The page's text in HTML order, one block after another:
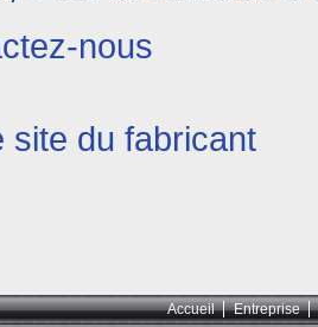
nous
site du fabricant
Accueil Entreprise